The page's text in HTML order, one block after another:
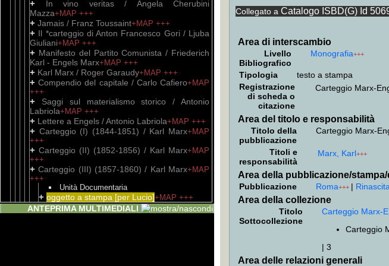
+
In vino veritas / Angela Cherubini
Mazza+MAP +++
+ Jamais / Franz Toussaint+MAP +++
+ Il *carteggio di Anton Francesco Gori / Ljuba
Giuliani+MAP +++
+ Manifesto del Partito Comunista / Friederich
Karl - Engels Marx+MAP +++
+ Karl Marx / Roger Garaudy+MAP +++
+Compendio del capitale / Carlo Cafiero+MAP
+++
+
Saggi sul materialismo storico / Antonio
Labriola+MAP +++
+ Lettere a Engels / Antonio Labriola+MAP +++
+ Carteggio (I) (1844-1851) / Karl Marx+MAP
+++
+ Carteggio (II) (1852-1856) / Karl Marx+MAP
+++
+Carteggio (III) (1857-1860) / Karl Marx+MAP
+++
Unità Documentaria
+ oggetto a stampa [per Lucio]+MAP +++
+Carteggio (IV) (1861-1866) / Karl Marx+MAP
ANTEPRIMA MULTIMEDIALI
Collegato a Catalogo ISBD(G) Id
Area di interscambio
Livello
Bibliografico
Monografia+++
Tipologia
testo a stampa
Registrazione
di scheda o
citazione
Carteggio Marx-
Area del titolo e responsabilità
Titolo della
pubblicazione
Carteggio Marx-
Titoli e
responsabilità
Marx, Karl+++
Area della pubblicazione/
Pubblicazione Roma+++ | Rinascita
Area della collezione
Titolo
Sottocollezione
Carteggio Marx-
Carteggio
| 3
Area delle relazioni generali